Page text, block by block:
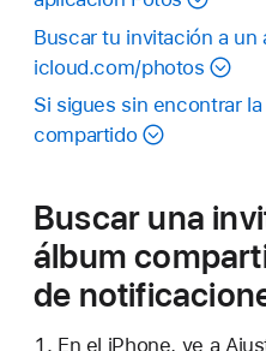
Buscar tu invitación a
icloud.com/photos
Si sigues sin encontrar
compartido
Buscar una
álbum
de
En el iPhone, ve a